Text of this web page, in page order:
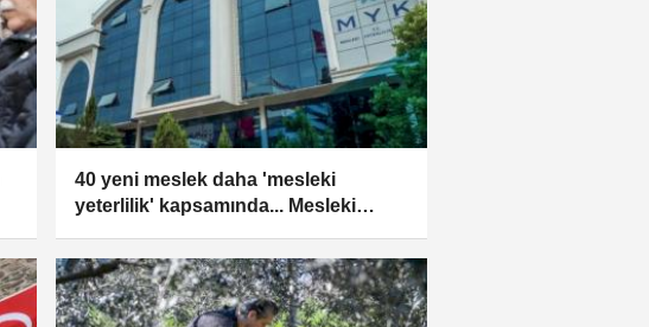
40 yeni meslek daha 'mesleki
yeterlilik' kapsamında... Mesleki